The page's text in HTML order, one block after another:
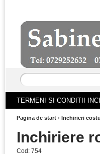
TERMENI SI CONDITII
Pagina de start › Inchirieri
Inchiriere
Cod: 754